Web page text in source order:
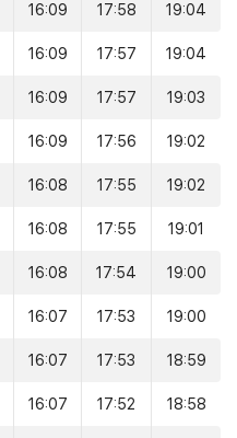
16:09 17:58 19:04
16:09 17:57 19:04
16:09 17:57 19:03
16:09 17:56 19:02
16:08 17:55 19:02
16:08 17:55 19:01
16:08 17:54 19:00
16:07 17:53 19:00
16:07 17:53 18:59
16:07 17:52 18:58